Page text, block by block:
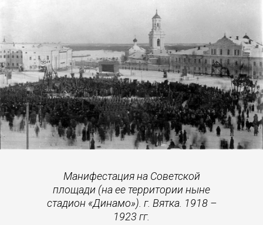
Манифестация на Советской
площади (на ее территории ныне
стадион «Динамо»). г. Вятка. 1918 –
1923 гг.